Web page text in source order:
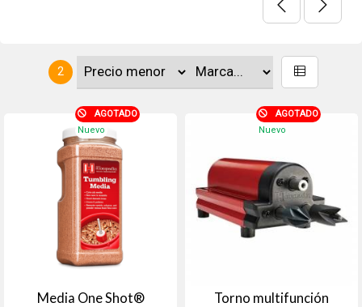
2
AGOTADO
Nuevo
Media One Shot®
AGOTADO
Nuevo
Torno multifunción